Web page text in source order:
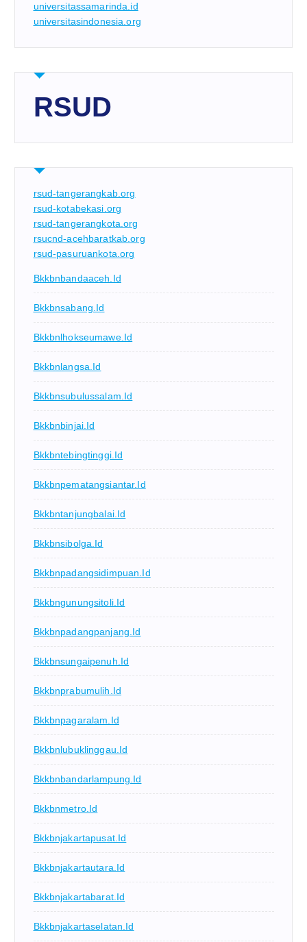
universitassamarinda.id
universitasindonesia.org
RSUD
rsud-tangerangkab.org
rsud-kotabekasi.org
rsud-tangerangkota.org
rsucnd-acehbaratkab.org
rsud-pasuruankota.org
Bkkbnbandaaceh.id
Bkkbnsabang.id
Bkkbnlhokseumawe.id
Bkkbnlangsa.id
Bkkbnsubulussalam.id
Bkkbnbinjai.id
Bkkbntebingtinggi.id
Bkkbnpematangsiantar.id
Bkkbntanjungbalai.id
Bkkbnsibolga.id
Bkkbnpadangsidimpuan.id
Bkkbngunungsitoli.id
Bkkbnpadangpanjang.id
Bkkbnsungaipenuh.id
Bkkbnprabumulih.id
Bkkbnpagaralam.id
Bkkbnlubuklinggau.id
Bkkbnbandarlampung.id
Bkkbnmetro.id
Bkkbnjakartapusat.id
Bkkbnjakartautara.id
Bkkbnjakartabarat.id
Bkkbnjakartaselatan.id